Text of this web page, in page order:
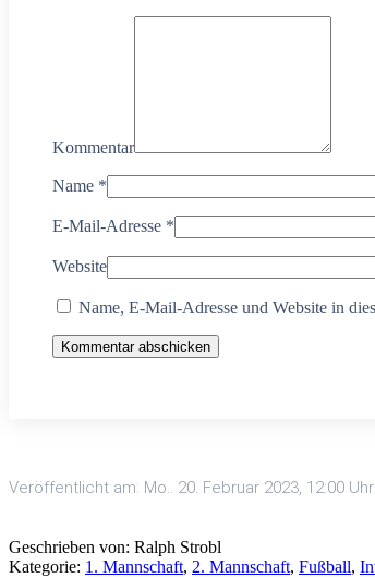
Kommentar
Name *
E-Mail-Adresse *
Website
Name, E-Mail-Adresse und Website in
Kommentar abschicken
Veröffentlicht am: Mo.. 20. Februar 2023, 12:00 Uhr
Geschrieben von: Ralph Strobl
Kategorie: 1. Mannschaft, 2. Mannschaft, Fußball,